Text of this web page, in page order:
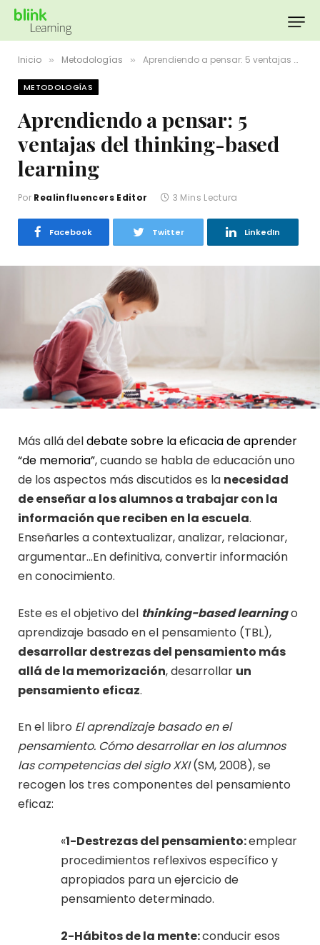
Inicio » Metodologías » Aprendiendo a pensar: 5 ventajas del thinking-based learning
METODOLOGÍAS
Aprendiendo a pensar: 5
ventajas del thinking-based
learning
Por Realinfluencers Editor 3 Mins Lectura
Facebook Twitter LinkedIn
Más allá deldebate sobre la eficacia de aprender
“de memoria”, cuando se habla de educación uno
de los aspectos más discutidos es la necesidad
de enseñar a los alumnos a trabajar con la
información que reciben en la escuela.
Enseñarles a contextualizar, analizar, relacionar,
argumentar…En definitiva, convertir información
en conocimiento.
Este es el objetivo del thinking-based learningo
aprendizaje basado en el pensamiento (TBL),
desarrollar destrezas del pensamiento más
allá de la memorización, desarrollar un
pensamiento eficaz.
En el libro El aprendizaje basado en el
pensamiento. Cómo desarrollar en los alumnos
las competencias del siglo XXI(SM, 2008), se
recogen los tres componentes del pensamiento
eficaz:
«1-Destrezas del pensamiento:emplear
procedimientos reflexivos específico y
apropiados para un ejercicio de
pensamiento determinado.
2-Hábitos de la mente:conducir esos